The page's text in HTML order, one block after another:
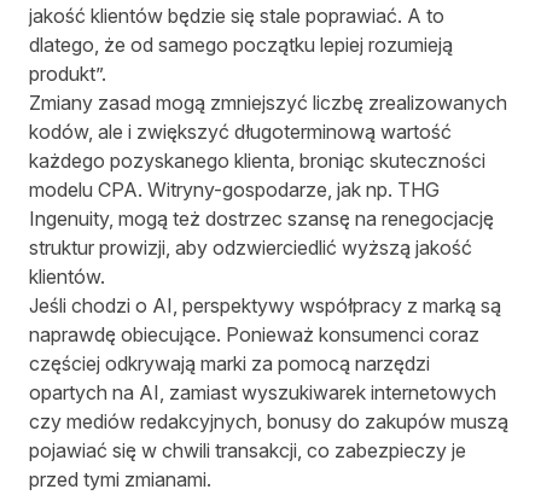
jakość klientów będzie się stale poprawiać. A to
dlatego, że od samego początku lepiej rozumieją
produkt”.
Zmiany zasad mogą zmniejszyć liczbę zrealizowanych
kodów, ale i zwiększyć długoterminową wartość
każdego pozyskanego klienta, broniąc skuteczności
modelu CPA. Witryny-gospodarze, jak np. THG
Ingenuity, mogą też dostrzec szansę na renegocjację
struktur prowizji, aby odzwierciedlić wyższą jakość
klientów.
Jeśli chodzi o AI, perspektywy współpracy z marką są
naprawdę obiecujące. Ponieważ konsumenci coraz
częściej odkrywają marki za pomocą narzędzi
opartych na AI, zamiast wyszukiwarek internetowych
czy mediów redakcyjnych, bonusy do zakupów muszą
pojawiać się w chwili transakcji, co zabezpieczy je
przed tymi zmianami.